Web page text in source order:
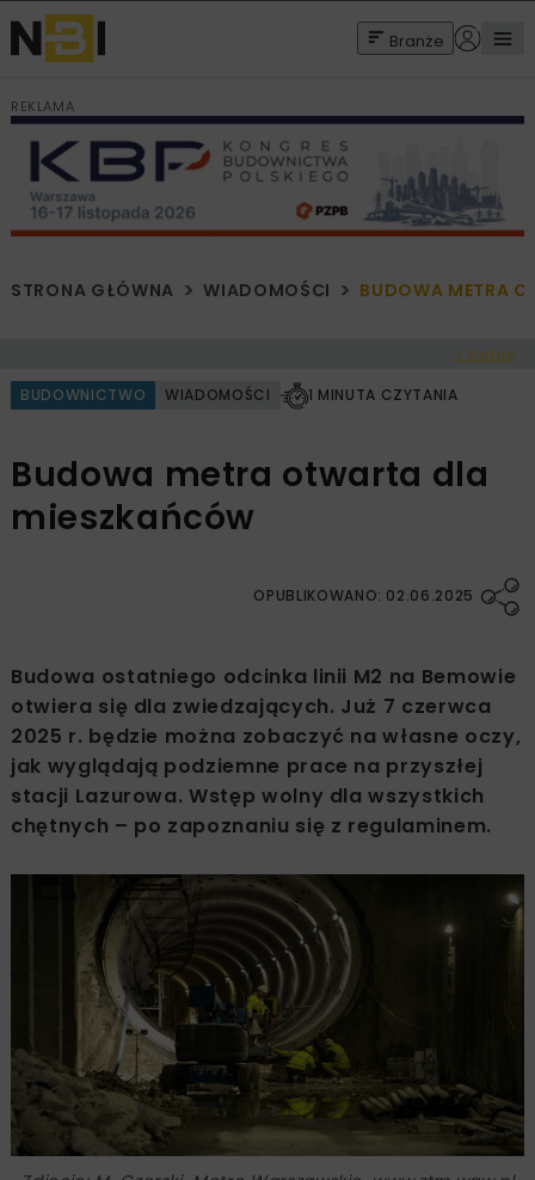
Branże
REKLAMA
STRONA GŁÓWNA WIADOMOŚCI BUDOWA METRA
< Cofnij
BUDOWNICTWO WIADOMOŚCI 1 MINUTA CZYTANIA
Budowa metra otwarta dla
mieszkańców
OPUBLIKOWANO: 02.06.2025
Budowa ostatniego odcinka linii M2 na Bemowie
otwiera się dla zwiedzających. Już 7 czerwca
2025 r. będzie można zobaczyć na własne oczy,
jak wyglądają podziemne prace na przyszłej
stacji Lazurowa. Wstęp wolny dla wszystkich
chętnych – po zapoznaniu się z regulaminem.